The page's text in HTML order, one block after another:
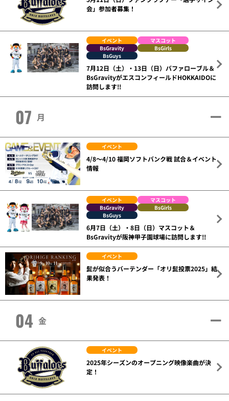
会」参加者募集！
イベント
マスコット
BsGravity
BsGirls
BsGuys
7月12日（土）・13日（日）バファローブル＆
BsGravityがエスコンフィールドHOKKAIDOに
訪問します!!
07 月
イベント
4/8～4/10 福岡ソフトバンク戦 試合＆イベント
情報
イベント
マスコット
BsGravity
BsGirls
BsGuys
6月7日（土）・8日（日）マスコット＆
BsGravityが阪神甲子園球場に訪問します!!
イベント
髭が似合うバーテンダー「オリ髭投票2025」結
果発表！
04 金
イベント
2025年シーズンのオープニング映像楽曲が決
定！